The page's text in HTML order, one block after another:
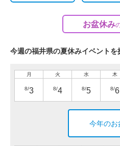
お盆休み
今週の福井県の夏休みイベントを
月
8/3
火
8/4
水
8/5
木
8/6
今年のお